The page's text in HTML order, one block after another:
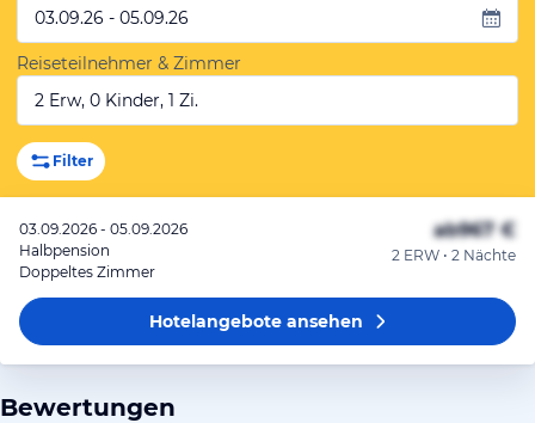
03.09.26 - 05.09.26
Reiseteilnehmer & Zimmer
2 Erw, 0 Kinder, 1 Zi.
Filter
03.09.2026 - 05.09.2026
Halbpension
Doppeltes Zimmer
ab967 €
2 ERW • 2 Nächte
Hotelangeboteansehen
Bewertungen